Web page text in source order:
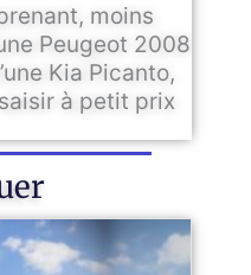
moins
Peugeot 2008
Kia Picanto,
à petit prix